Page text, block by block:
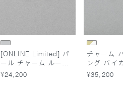
[ONLINE Limited] パ
ール チャーム ループ
イヤリング
¥24,200
チャーム
ング バイ
¥35,200